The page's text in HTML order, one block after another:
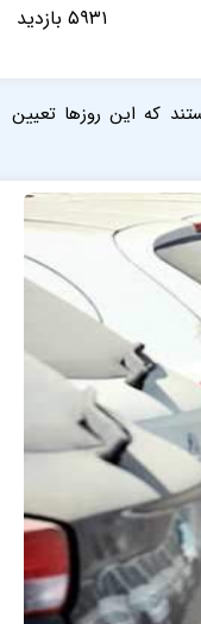
۵۹۳۱ بازدید
که این روزها تعیین